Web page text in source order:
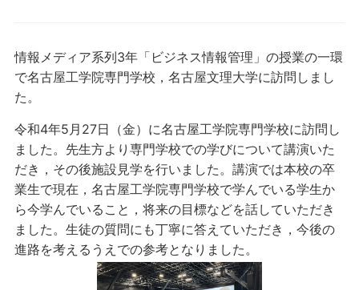
情報メディア系列3年「ビジネス情報管理」の授業の一環
で名古屋工学院専門学校，名古屋文理大学に訪問しまし
た。
令和4年5月27日（金）に名古屋工学院専門学校に訪問し
ました。先生方より専門学校での学びについて講演いた
だき，その後施設見学を行いました。講演では本校の卒
業生で現在，名古屋工学院専門学校で学んでいる学生か
ら今学んでいること，将来の目標などを話していただき
ました。生徒の質問にも丁寧に答えていただき，今後の
進路を考えるうえでの参考となりました。